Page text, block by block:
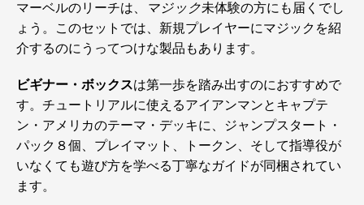
マーベルのリーチは、 マジック未体験の方にも届くでし
ょう。このセットでは、新規プレイヤーにマジックを紹
介するのにうってつけな製品もあります。
ビギナー・ボックスは第一歩を踏み出すのにおすすめで
す。チュートリアルに使えるアイアンマンとキャプテ
ン・アメリカのテーマ・デッキに、ジャンプスタート・
パック８個、プレイマット、トークン、そして指導役が
いなくても遊び方を学べる丁寧なガイドが同梱されてい
ます。